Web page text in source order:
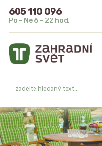
605 110 096
Po - Ne 6 - 22 hod.